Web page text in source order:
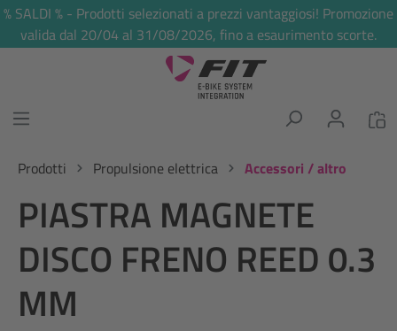
principale
% SALDI % - Prodotti selezionati a prezzi vantaggiosi! Promozione
valida dal 20/04 al 31/08/2026, fino a esaurimento scorte.
Prodotti Propulsione elettrica Accessori / altro
PIASTRA MAGNETE
DISCO FRENO REED 0.3
MM